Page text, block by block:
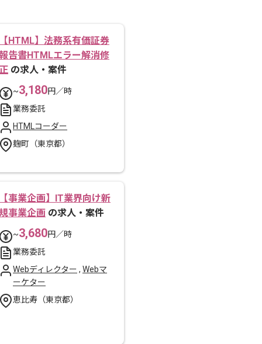
HTML】法務系有価証券
告書HTMLエラー解消修
の求人・案件
~3,180円／時
業務委託
HTMLコーダー
麹町（東京都）
事業企画】IT業界向け新
事業企画 の求人・案件
~3,680円／時
業務委託
Webディレクター , Webマ
ーケター
恵比寿（東京都）